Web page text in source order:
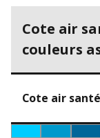
Cote air
couleurs
Cote air